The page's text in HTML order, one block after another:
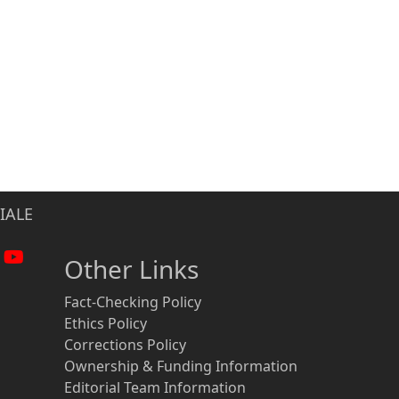
Other Links
Fact-Checking Policy
Ethics Policy
Corrections Policy
Ownership & Funding Information
Editorial Team Information